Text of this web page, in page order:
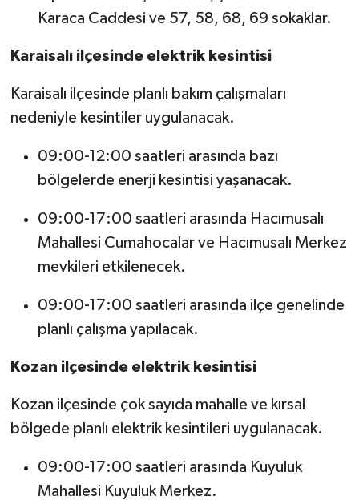
Karaca Caddesi ve 57, 58, 68, 69 sokaklar.
Karaisalı ilçesinde elektrik kesintisi
Karaisalı ilçesinde planlı bakım çalışmaları
nedeniyle kesintiler uygulanacak.
09:00-12:00 saatleri arasında bazı
bölgelerde enerji kesintisi yaşanacak.
09:00-17:00 saatleri arasında Hacımusalı
Mahallesi Cumahocalar ve Hacımusalı Merkez
mevkileri etkilenecek.
09:00-17:00 saatleri arasında ilçe genelinde
planlı çalışma yapılacak.
Kozan ilçesinde elektrik kesintisi
Kozan ilçesinde çok sayıda mahalle ve kırsal
bölgede planlı elektrik kesintileri uygulanacak.
09:00-17:00 saatleri arasında Kuyuluk
Mahallesi Kuyuluk Merkez.